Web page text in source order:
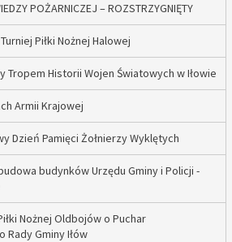
POŻARNICZEJ – ROZSTRZYGNIĘTY
Piłki Nożnej Halowej
Tropem Historii Wojen Światowych w Iłowie
Armii Krajowej
Dzień Pamięci Żołnierzy Wyklętych
budynków Urzędu Gminy i Policji -
Nożnej Oldbojów o Puchar
Gminy Iłów